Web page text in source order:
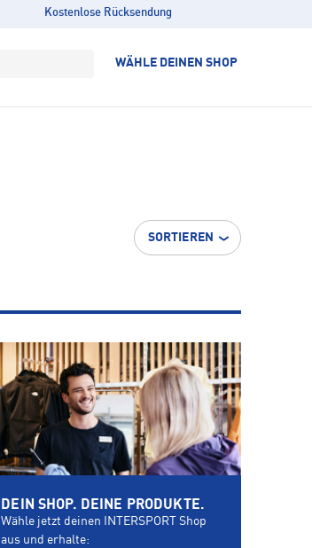
Kostenlose Rücksendung
WÄHLE DEINEN SHOP
SORTIEREN
DEIN SHOP. DEINE PRODUKTE.
Wähle jetzt deinen INTERSPORT Shop
aus und erhalte: